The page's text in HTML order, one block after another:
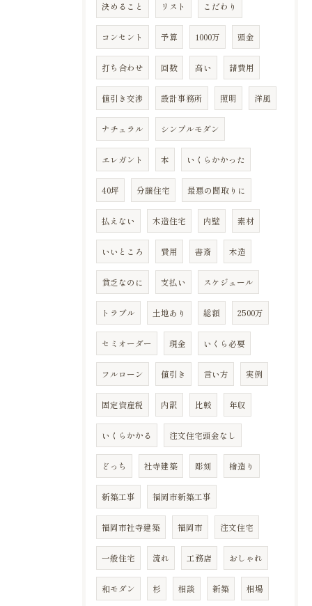
決めること リスト こだわり
コンセント 予算 1000万 頭金
打ち合わせ 回数 高い 諸費用
値引き交渉 設計事務所 照明 洋風
ナチュラル シンプルモダン
エレガント 本 いくらかかった
40坪 分譲住宅 最悪の間取りに
払えない 木造住宅 内壁 素材
いいところ 費用 書斎 木造
貧乏なのに 支払い スケジュール
トラブル 土地あり 総額 2500万
セミオーダー 現金 いくら必要
フルローン 値引き 言い方 実例
固定資産税 内訳 比較 年収
いくらかかる 注文住宅頭金なし
どっち 社寺建築 彫刻 檜造り
新築工事 福岡市新築工事
福岡市社寺建築 福岡市 注文住宅
一般住宅 流れ 工務店 おしゃれ
和モダン 杉 相談 新築 相場